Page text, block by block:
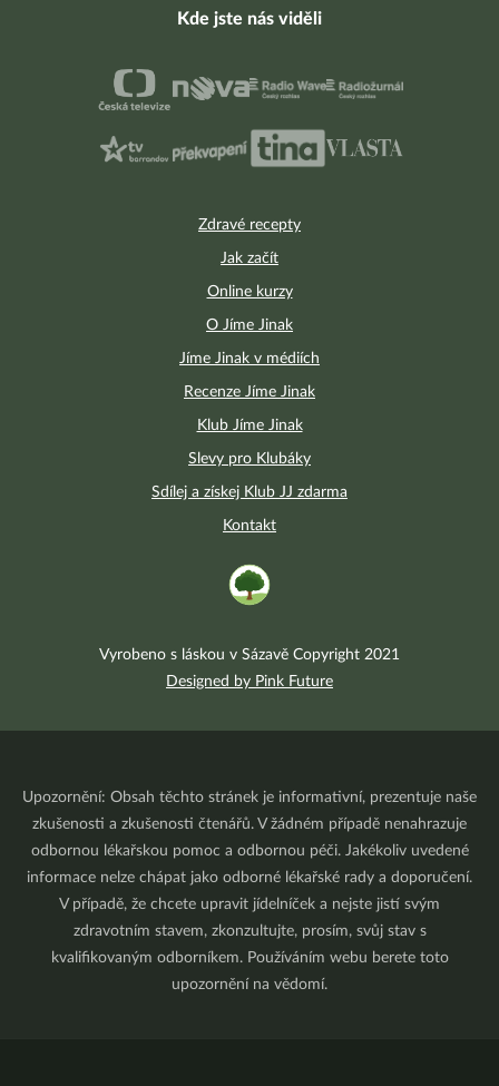
Zdravé recepty
Jak začít
Online kurzy
O Jíme Jinak
Jíme Jinak v médiích
Recenze Jíme Jinak
Klub Jíme Jinak
Slevy pro Klubáky
Sdílej a získej Klub JJ zdarma
Kontakt
Kde jste nás viděli
Vyrobeno s láskou v Sázavě Copyright 2021
Designed by Pink Future
Upozornění: Obsah těchto stránek je informativní, prezentuje naše
zkušenosti a zkušenosti čtenářů. V žádném případě nenahrazuje
odbornou lékařskou pomoc a odbornou péči. Jakékoliv uvedené
informace nelze chápat jako odborné lékařské rady a doporučení.
V případě, že chcete upravit jídelníček a nejste jistí svým
zdravotním stavem, zkonzultujte, prosím, svůj stav s
kvalifikovaným odborníkem. Používáním webu berete toto
upozornění na vědomí.